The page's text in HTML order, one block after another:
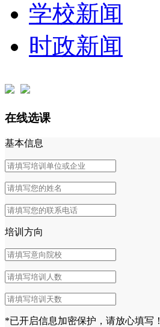
学校新闻
时政新闻
在线选课
基本信息
培训方向
*已开启信息加密保护，请放心填写！